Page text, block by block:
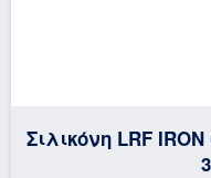
Σιλικόνη LRF IRON